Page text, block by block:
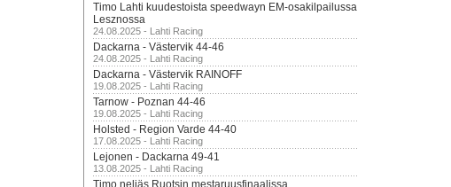
Timo Lahti kuudestoista speedwayn EM-osakilpailussa
Lesznossa
24.08.2025 - Lahti Racing
Dackarna - Västervik 44-46
24.08.2025 - Lahti Racing
Dackarna - Västervik RAINOFF
19.08.2025 - Lahti Racing
Tarnow - Poznan 44-46
19.08.2025 - Lahti Racing
Holsted - Region Varde 44-40
17.08.2025 - Lahti Racing
Lejonen - Dackarna 49-41
13.08.2025 - Lahti Racing
Timo neljäs Ruotsin mestaruusfinaalissa